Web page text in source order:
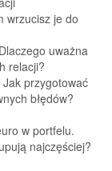
wrzucisz je do
uważna
relacji?
przygotować
błędów?
w portfelu.
najczęściej?